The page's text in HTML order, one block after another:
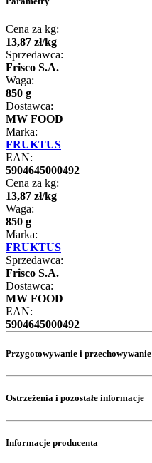
Cena za kg:
13,87 zł/kg
Sprzedawca:
Frisco S.A.
Waga:
850 g
Dostawca:
MW FOOD
Marka:
FRUKTUS
EAN:
5904645000492
Cena za kg:
13,87 zł/kg
Waga:
850 g
Marka:
FRUKTUS
Sprzedawca:
Frisco S.A.
Dostawca:
MW FOOD
EAN:
5904645000492
Przygotowywanie i przechowywanie
Ostrzeżenia i pozostałe informacje
Informacje producenta